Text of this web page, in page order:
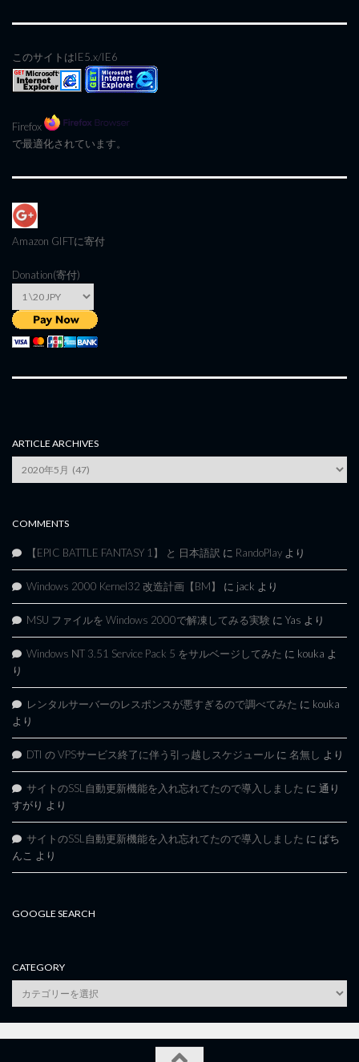
このサイトはIE5.x/IE6
Firefox
で最適化されています。
Amazon GIFTに寄付
Donation(寄付)
ARTICLE ARCHIVES
Article
Archives
COMMENTS
【EPIC BATTLE FANTASY 1】 と 日本語訳 に RandoPlay より
Windows 2000 Kernel32 改造計画【BM】 に jack より
MSU ファイルを Windows 2000で解凍してみる実験 に Yas より
Windows NT 3.51 Service Pack 5 をサルベージしてみた に kouka よ
り
レンタルサーバーのレスポンスが悪すぎるので調べてみた に kouka
より
DTI の VPSサービス終了に伴う引っ越しスケジュール に 名無し より
サイトのSSL自動更新機能を入れ忘れてたので導入しました に 通り
すがり より
サイトのSSL自動更新機能を入れ忘れてたので導入しました に ぱち
んこ より
GOOGLE SEARCH
CATEGORY
category